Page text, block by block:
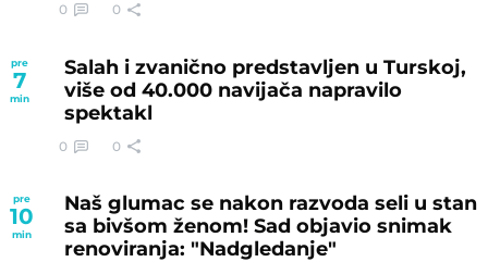
0 0
pre
7
min
Salah i zvanično predstavljen u Turskoj,
više od 40.000 navijača napravilo
spektakl
0 0
pre
10
min
Naš glumac se nakon razvoda seli u stan
sa bivšom ženom! Sad objavio snimak
renoviranja: "Nadgledanje"